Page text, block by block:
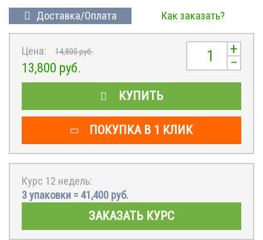
Доставка/Оплата Как заказать?
Цена: 14,800руб.
13,800 руб.
+
–
КУПИТЬ
ПОКУПКА В 1 КЛИК
Курс 12 недель:
3 упаковки = 41,400 руб.
ЗАКАЗАТЬ КУРС